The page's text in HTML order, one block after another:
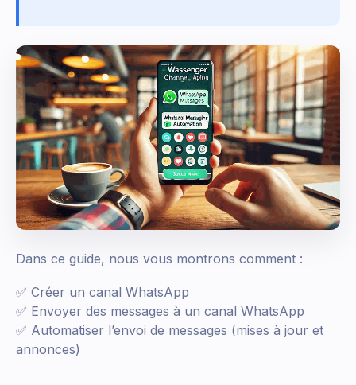
Dans ce guide, nous vous montrons comment :
✅ Créer un canal WhatsApp
✅ Envoyer des messages à un canal WhatsApp
✅ Automatiser l’envoi de messages (mises à jour et
annonces)